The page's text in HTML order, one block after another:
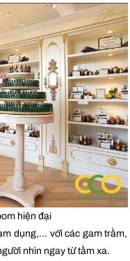
hiện đại
dụng,… với các gam trầm,
nhìn ngay từ tầm xa.